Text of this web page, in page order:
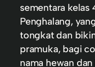
sementara
Penghalang,
tongkat dan
pramuka, bagi
nama hewan